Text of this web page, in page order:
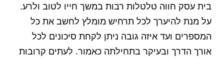
בית עסק חווה טלטלות רבות במשך חייו לטוב ולרע.
על מנת להיערך לכל תרחיש מומלץ לחשב את כל
המספרים ועד איזה גובה ניתן לקחת סיכונים לכל
אורך הדרך ובעיקר בתחילתה כאמור. לעתים קרובות